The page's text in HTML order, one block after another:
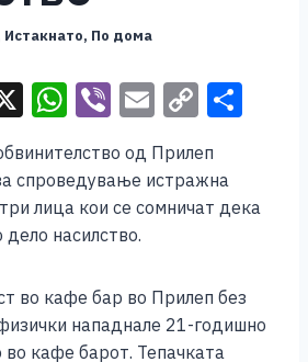
Истакнато, По дома
wi
X W
at
s
A
p
Vi
er
E
m
ai
l
C
p
y
k
e
од Прилеп
спроведување истражна
лица кои се сомничат дека
насилство.
во кафе бар во Прилеп без
нападнале 21-годишно
кафе барот. Тепачката